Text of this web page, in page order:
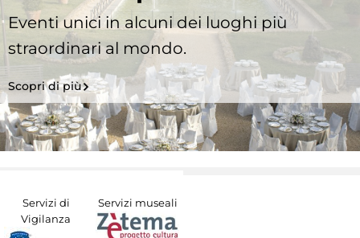
Eventi unici in alcuni dei luoghi più
straordinari al mondo.
Scopri di più
Servizi di
Vigilanza
Servizi museali